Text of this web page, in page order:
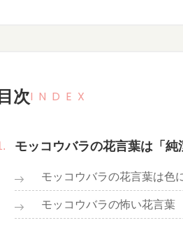
目次INDEX
モッコウバラの花言葉は「純
モッコウバラの花言葉は色
モッコウバラの怖い花言葉